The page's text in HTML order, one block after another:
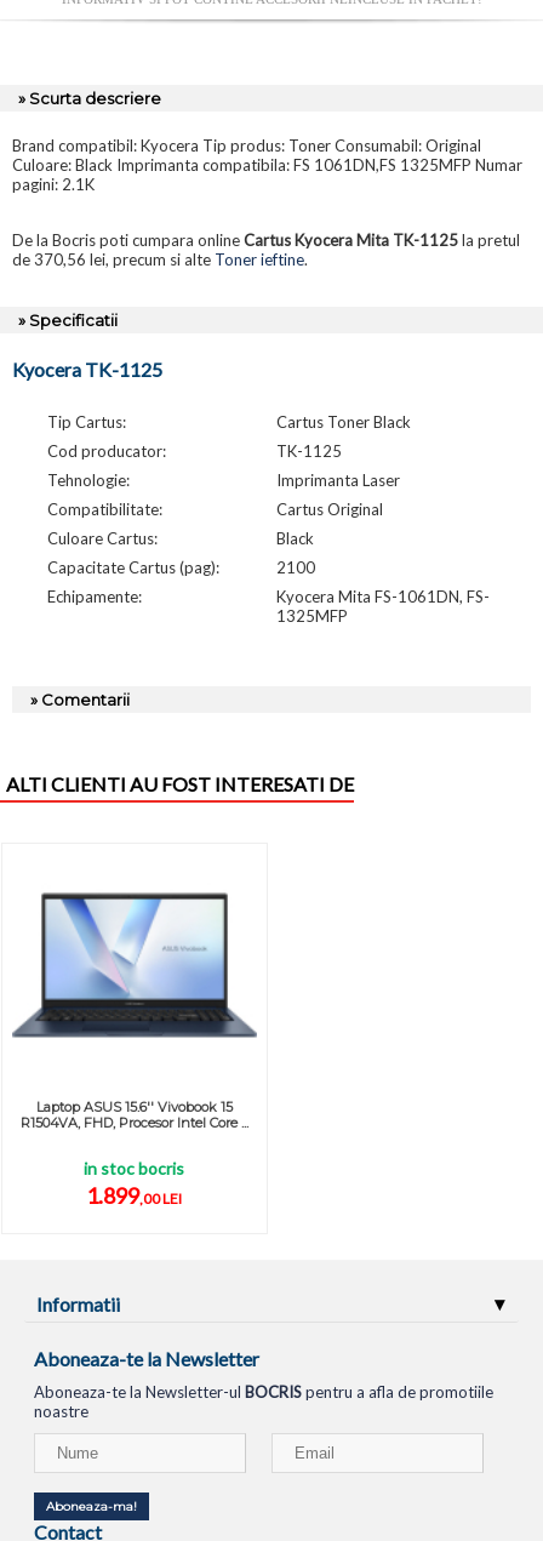
» Scurta descriere
Brand compatibil: Kyocera Tip produs: Toner Consumabil: Original
Culoare: Black Imprimanta compatibila: FS 1061DN,FS 1325MFP Numar
pagini: 2.1K
De la Bocris poti cumpara onlineCartus Kyocera Mita TK-1125la pretul
de 370,56 lei, precum si alte Toner ieftine.
» Specificatii
Kyocera TK-1125
Tip Cartus:
Cartus Toner Black
Cod producator:
TK-1125
Tehnologie:
Imprimanta Laser
Compatibilitate:
Cartus Original
Culoare Cartus:
Black
Capacitate Cartus (pag):
2100
Echipamente:
Kyocera Mita FS-1061DN, FS-
1325MFP
» Comentarii
ALTI CLIENTI AU FOST INTERESATI DE
Laptop ASUS 15.6'' Vivobook 15
R1504VA, FHD, Procesor Intel Core ...
in stoc bocris
1.899,00 LEI
Informatii
Aboneaza-te la Newsletter
Aboneaza-te la Newsletter-ul BOCRISpentru a afla de promotiile
noastre
Aboneaza-ma!
Contact